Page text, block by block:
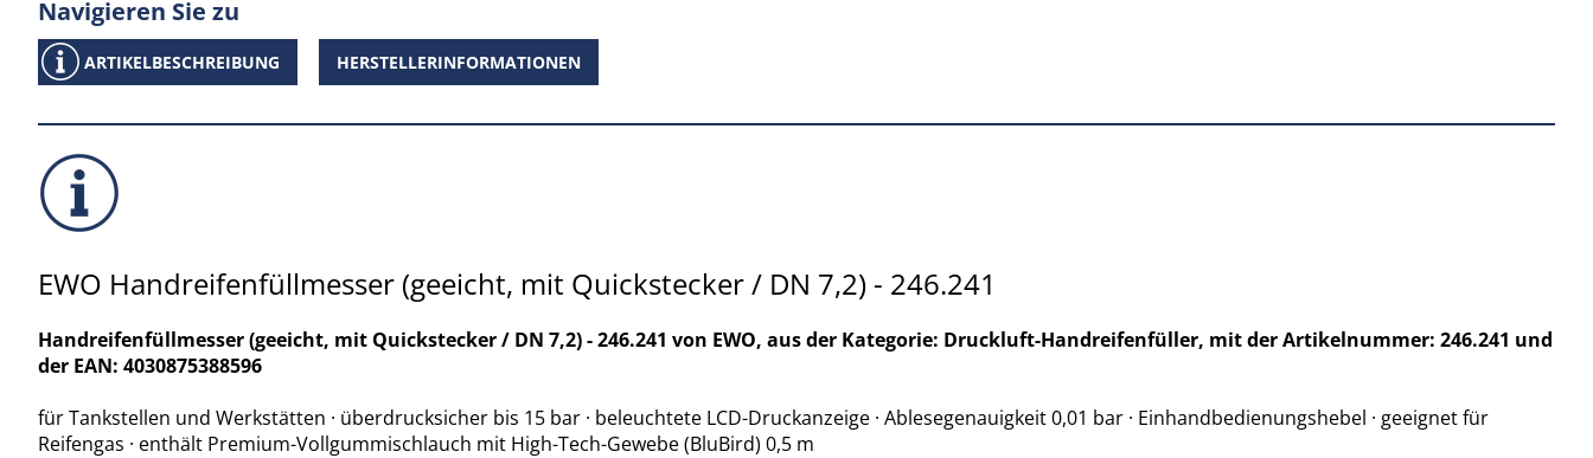
Navigieren Sie zu
ARTIKELBESCHREIBUNG HERSTELLERINFORMATIONEN
EWO Handreifenfüllmesser (geeicht, mit Quickstecker / DN 7,2) - 246.241
Handreifenfüllmesser (geeicht, mit Quickstecker / DN 7,2) - 246.241 von EWO, aus der Kategorie: Druckluft-Handreifenfüller, mit der Artikelnummer: 246.241 und
der EAN: 4030875388596
für Tankstellen und Werkstätten · überdrucksicher bis 15 bar · beleuchtete LCD-Druckanzeige · Ablesegenauigkeit 0,01 bar · Einhandbedienungshebel · geeignet für
Reifengas · enthält Premium-Vollgummischlauch mit High-Tech-Gewebe (BluBird) 0,5 m